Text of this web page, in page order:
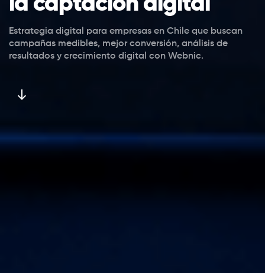
Estrategia digital para empresas en Chile que buscan
campañas medibles, mejor conversión, análisis de
resultados y crecimiento digital con Webnic.